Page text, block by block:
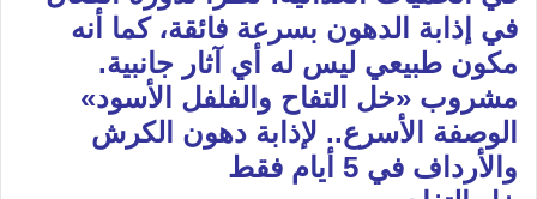
في إذابة الدهون بسرعة فائقة، كما أنه
مكون طبيعي ليس له أي آثار جانبية.
مشروب «خل التفاح والفلفل الأسود»
الوصفة الأسرع.. لإذابة دهون الكرش
والأرداف في 5 أيام فقط